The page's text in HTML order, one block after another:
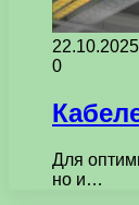
22.10.2025
0
Для
но и…